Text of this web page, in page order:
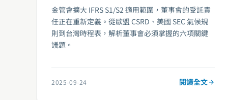
金管會擴大 IFRS S1/S2 適用範圍，董事會的受託責
任正在重新定義。從歐盟 CSRD、美國 SEC 氣候規
則到台灣時程表，解析董事會必須掌握的六項關鍵
議題。
2025-09-24 閱讀全文